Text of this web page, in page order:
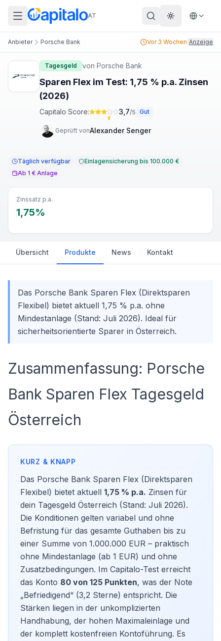
AT Theme
Anbieter Porsche Bank Vor 3 Wochen Anzeige
Tagesgeld von Porsche Bank
Sparen Flex im Test: 1,75 % p.a. Zinsen
(2026)
Capitalo Score: 3,7/5 Gut
Geprüft vonAlexander Senger
Täglich verfügbar
Einlagensicherung bis 100.000 €
Ab 1 € Anlage
Zinssatz p.a.
1,75%
Übersicht Produkte News Kontakt
Das Porsche Bank Sparen Flex (Direktsparen
Flexibel) bietet aktuell 1,75 % p.a. ohne
Mindestanlage (Stand: Juli 2026). Ideal für
sicherheitsorientierte Sparer in Österreich.
Zusammenfassung: Porsche
Bank Sparen Flex Tagesgeld
Österreich
Das Porsche Bank Sparen Flex (Direktsparen
Flexibel) bietet aktuell 1,75 % p.a. Zinsen für
dein Tagesgeld Österreich (Stand: Juli 2026).
Die Konditionen gelten variabel und ohne
Befristung für das gesamte Guthaben bis zu
einer Summe von 1.000.000 EUR – praktisch
ohne Mindestanlage (ab 1 EUR) und ohne
Zusatzbedingungen. Im Capitalo-Test erreicht
das Konto 80 von 125 Punkten, was der Note
„Befriedigend“ (3,2 Sterne) entspricht. Die
Stärken liegen in der unkomplizierten
Handhabung, der hohen Maximaleinlage und
der komplett kostenfreien Kontoführung. Es